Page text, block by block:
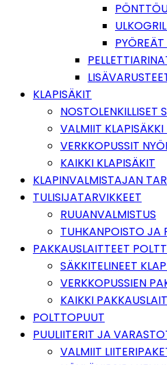
KLAPISÄKIT
NOSTOLENKILLISET
VALMIIT KLAPISÄKKI
VERKKOPUSSIT
KAIKKI KLAPISÄKIT
KLAPINVALMISTAJAN
TULISIJATARVIKKEET
RUUANVALMISTUS
TUHKANPOISTO JA
PAKKAUSLAITTEET
SÄKKITELINEET
VERKKOPUSSIEN
KAIKKI
POLTTOPUUT
PUULIITERIT JA
VALMIIT